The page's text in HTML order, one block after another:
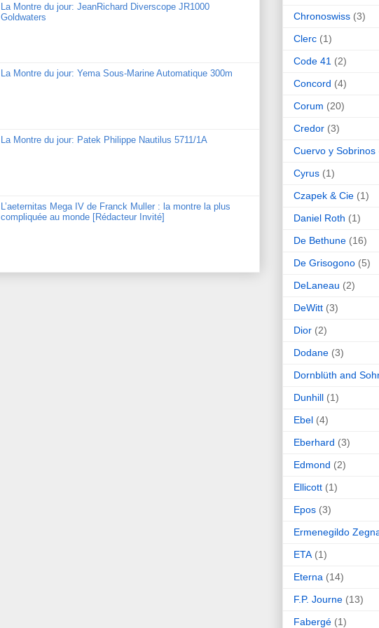
La Montre du jour: JeanRichard Diverscope JR1000
Goldwaters
La Montre du jour: Yema Sous-Marine Automatique 300m
La Montre du jour: Patek Philippe Nautilus 5711/1A
L’aeternitas Mega IV de Franck Muller : la montre la plus
compliquée au monde [Rédacteur Invité]
Chronoswiss (3)
Clerc (1)
Code 41 (2)
Concord (4)
Corum (20)
Credor (3)
Cuervo y Sobrinos
Cyrus (1)
Czapek & Cie (1)
Daniel Roth (1)
De Bethune (16)
De Grisogono (5)
DeLaneau (2)
DeWitt (3)
Dior (2)
Dodane (3)
Dornblüth and
Dunhill (1)
Ebel (4)
Eberhard (3)
Edmond (2)
Ellicott (1)
Epos (3)
Ermenegildo
ETA (1)
Eterna (14)
F.P. Journe (13)
Fabergé (1)